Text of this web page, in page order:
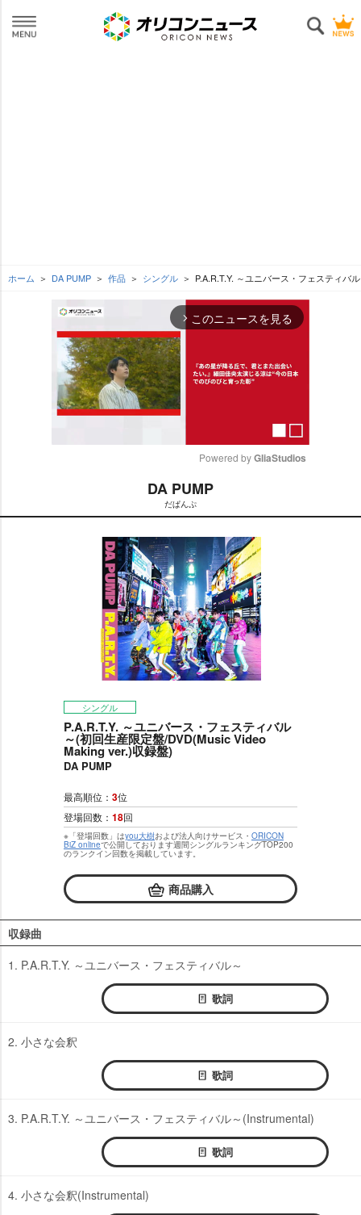
ホーム DA PUMP 作品 シングル P.A.R.T.Y. ～ユニバース・フェスティバ
arrow_forward_ios このニュースを見る
t
e
Powered by GliaStudios
DA PUMP
だぱんぷ
シングル
P.A.R.T.Y. ～ユニバース・フェスティバル
～(初回生産限定盤/DVD(Music Video
Making ver.)収録盤)
DA PUMP
最高順位： 3位
登場回数： 18回
※「登場回数」はyou大樹および法人向けサービス・ ORICON
BiZ onlineで公開しております週間シングルランキングTOP200
のランクイン回数を掲載しています。
商品購入
収録曲
1. P.A.R.T.Y. ～ユニバース・フェスティバル～
歌詞
2. 小さな会釈
歌詞
3. P.A.R.T.Y. ～ユニバース・フェスティバル～(Instrumental)
歌詞
4. 小さな会釈(Instrumental)